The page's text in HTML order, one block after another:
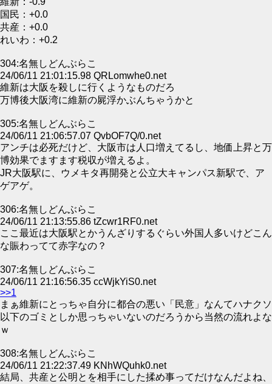
国民：+0.0
共産：+0.0
れいわ：+0.2
304:名無しどんぶらこ
24/06/11 21:01:15.98 QRLomwhe0.net
維新は大阪を殺しに行くようなものだろ
万博後大阪湾に維新の屍浮かぶんちゃうかと
305:名無しどんぶらこ
24/06/11 21:06:57.07 QvbOF7Q/0.net
アンチは必死だけど、大阪市は人口増えてるし、地価上昇と万
博効果でますます税収が増えるよ。
JR大阪駅に、ウメキタ再開発と公立大キャンパス新駅で、ア
ゲアゲ。
306:名無しどんぶらこ
24/06/11 21:13:55.86 tZcwr1RF0.net
ここ最近は大阪駅とかうんざりするぐらい外国人多いけどこん
な賑わってて赤字なの？
307:名無しどんぶらこ
24/06/11 21:16:56.35 ccWjkYiS0.net
>>1
まぁ維新にとっちゃ自分に都合の悪い「民意」なんてハナクソ
以下のゴミとしか思っちゃいないのだろうから当然の流れよな
ｗ
308:名無しどんぶらこ
24/06/11 21:22:37.49 KNhWQuhk0.net
結局、共産と公明とを相手にした揉め事ってだけなんだよね、